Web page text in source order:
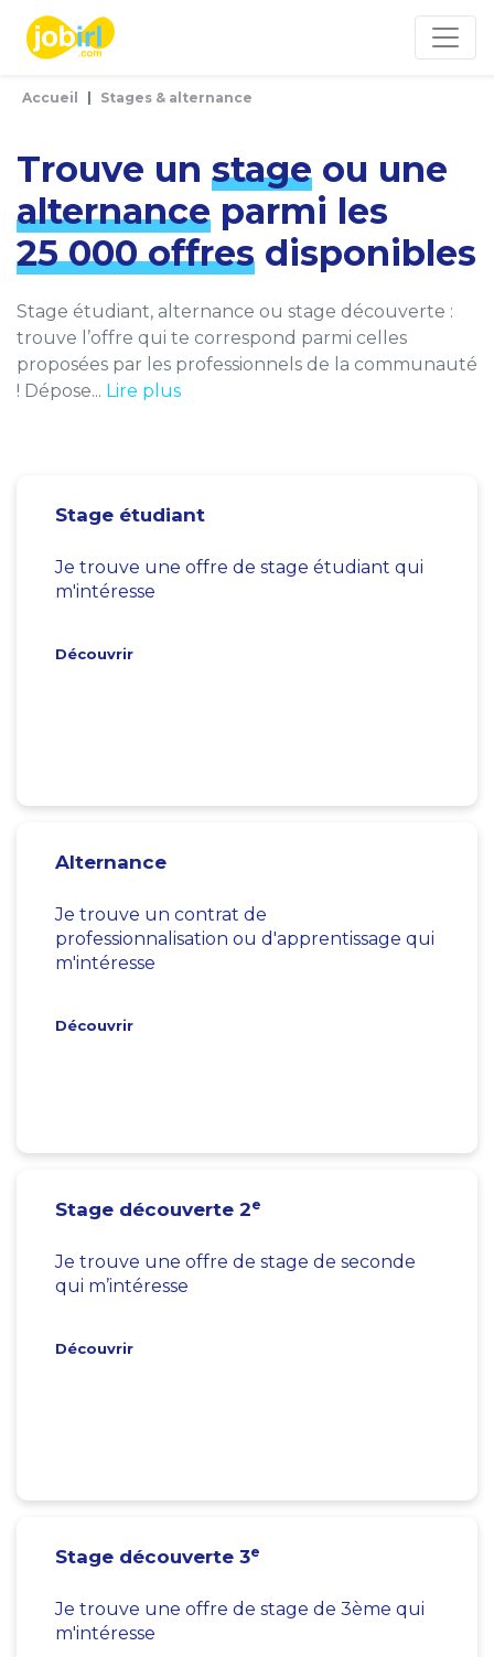
Accueil Stages & alternance
Trouve un stage ou une
alternance parmi les
25 000 offres disponibles
Stage étudiant, alternance ou stage découverte :
trouve l’offre qui te correspond parmi celles
proposées par les professionnels de la communauté
! Dépose... Lire plus
Stage étudiant
Je trouve une offre de stage étudiant qui
m'intéresse
Découvrir
Alternance
Je trouve un contrat de
professionnalisation ou d'apprentissage qui
m'intéresse
Découvrir
Stage découverte 2e
Je trouve une offre de stage de seconde
qui m’intéresse
Découvrir
Stage découverte 3e
Je trouve une offre de stage de 3ème qui
m'intéresse
Panneau de gestion des cookies